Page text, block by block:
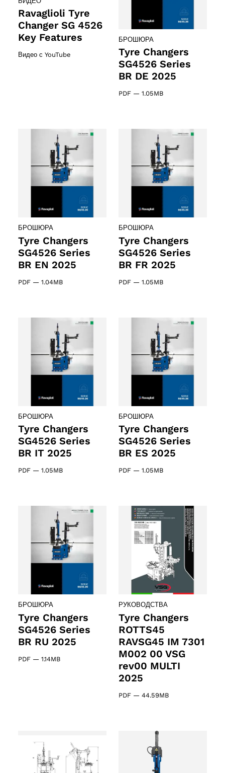
61 products
Ravaglioli Tyre
Changer SG 4526
Key Features
Видео с YouTube
БРОШЮРА
Tyre Changers
SG4526 Series
BR DE 2025
PDF — 1.05MB
БРОШЮРА
Tyre Changers
SG4526 Series
BR EN 2025
PDF — 1.04MB
БРОШЮРА
Tyre Changers
SG4526 Series
BR FR 2025
PDF — 1.05MB
БРОШЮРА
Tyre Changers
SG4526 Series
BR IT 2025
PDF — 1.05MB
БРОШЮРА
Tyre Changers
SG4526 Series
BR ES 2025
PDF — 1.05MB
БРОШЮРА
Tyre Changers
SG4526 Series
BR RU 2025
PDF — 1.14MB
РУКОВОДСТВА
Tyre Changers
ROTTS45
RAVSG45 IM 7301
M002 00 VSG
rev00 MULTI
2025
PDF — 44.59MB